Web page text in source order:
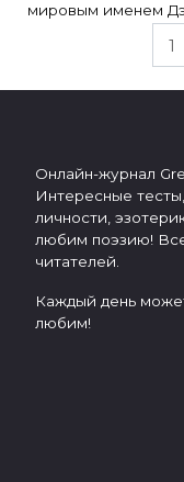
мировым именем
1
Онлайн-журнал
Интересные
личности,
любим поэзию!
читателей.
Каждый день
любим!